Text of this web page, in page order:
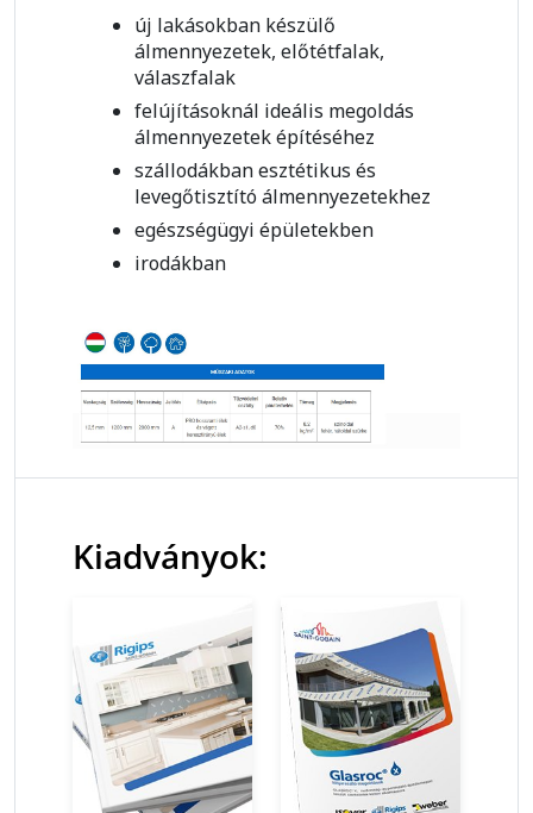
új lakásokban készülő
álmennyezetek, előtétfalak,
válaszfalak
felújításoknál ideális megoldás
álmennyezetek építéséhez
szállodákban esztétikus és
levegőtisztító álmennyezetekhez
egészségügyi épületekben
irodákban
Kiadványok: